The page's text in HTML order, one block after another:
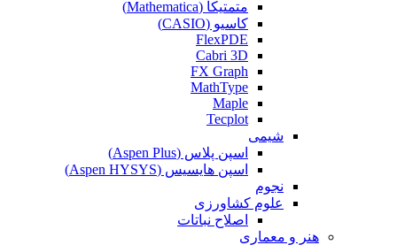
متمتیکا (Mathematica)
کاسیو (CASIO)
FlexPDE
Cabri 3D
FX Graph
MathType
Maple
Tecplot
شیمی
اسپن پلاس (Aspen Plus)
اسپن هایسیس (Aspen HYSYS)
نجوم
علوم کشاورزی
اصلاح نباتات
هنر و معماری